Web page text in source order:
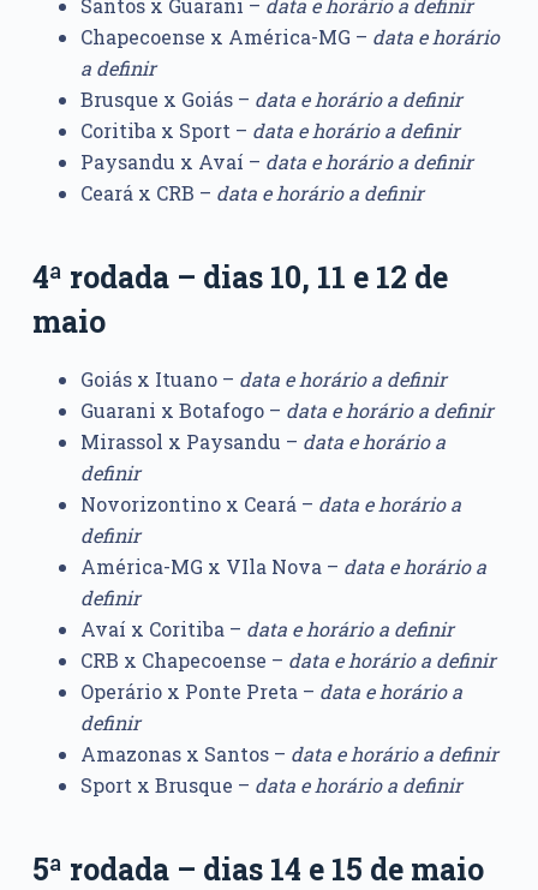
Santos x Guarani – data e horário a definir
Chapecoense x América-MG – data e horário
a definir
Brusque x Goiás – data e horário a definir
Coritiba x Sport – data e horário a definir
Paysandu x Avaí – data e horário a definir
Ceará x CRB – data e horário a definir
4ª rodada – dias 10, 11 e 12 de
maio
Goiás x Ituano – data e horário a definir
Guarani x Botafogo – data e horário a definir
Mirassol x Paysandu – data e horário a
definir
Novorizontino x Ceará – data e horário a
definir
América-MG x VIla Nova – data e horário a
definir
Avaí x Coritiba – data e horário a definir
CRB x Chapecoense – data e horário a definir
Operário x Ponte Preta – data e horário a
definir
Amazonas x Santos – data e horário a definir
Sport x Brusque – data e horário a definir
5ª rodada – dias 14 e 15 de maio